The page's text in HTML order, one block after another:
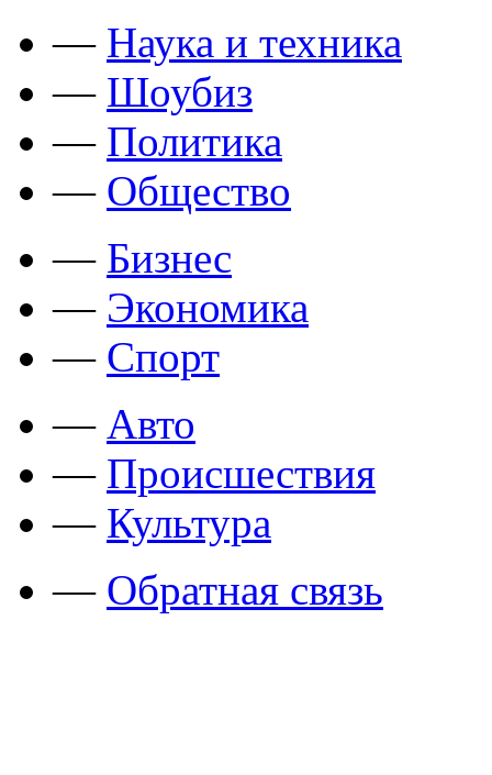
— Наука и техника
— Шоубиз
— Политика
— Общество
— Бизнес
— Экономика
— Спорт
— Авто
— Происшествия
— Культура
— Обратная связь